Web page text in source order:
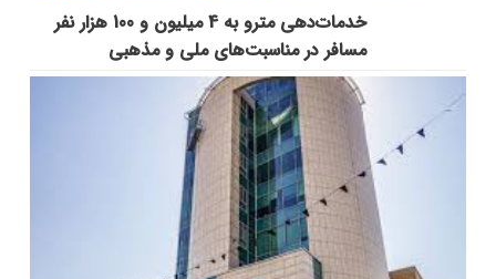
خدمات‌دهي مترو به 4 ميليون و 100 هزار نفر
مسافر در مناسبت‌هاي ملي و مذهبي